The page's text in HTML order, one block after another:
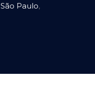
São Paulo,